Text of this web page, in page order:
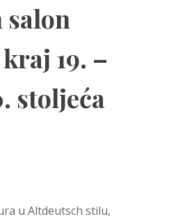
19. –
stoljeća
u Altdeutsch stilu,